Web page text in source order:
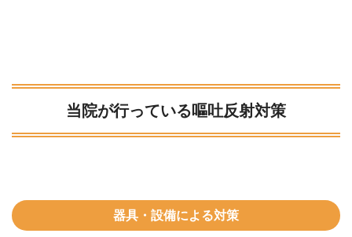
当院が行っている嘔吐反射対策
器具・設備による対策